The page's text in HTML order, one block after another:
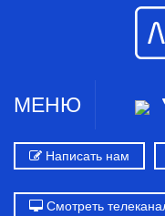
МЕНЮ
Написать нам
Смотреть